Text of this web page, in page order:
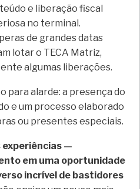
e liberação fiscal
no terminal.
de grandes datas
lotar o TECA Matriz,
algumas liberações.
para alarde: a presença do
e um processo elaborado
ou presentes especiais.
experiências —
em uma oportunidade
incrível de bastidores